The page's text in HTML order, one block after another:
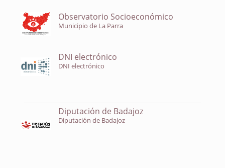
Observatorio Socioeconómico
Municipio de La Parra
DNI electrónico
DNI electrónico
Diputación de Badajoz
Diputación de Badajoz